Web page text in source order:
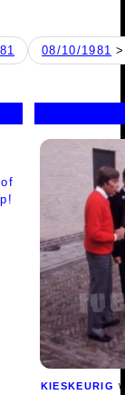
08/10/1981
KIESKEURIG